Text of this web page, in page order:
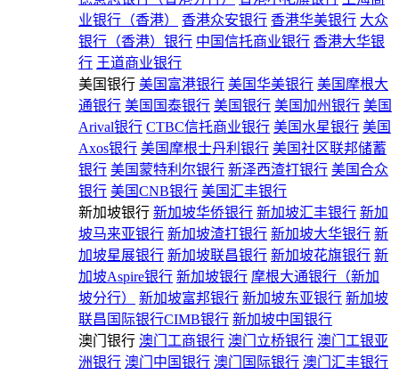
业银行（香港）
香港众安银行 香港华美银行 大众
银行（香港）银行 中国信托商业银行 香港大华银
行 王道商业银行
美国银行 美国富港银行 美国华美银行 美国摩根大
通银行 美国国泰银行 美国银行 美国加州银行 美国
Arival银行 CTBC信托商业银行 美国水星银行 美国
Axos银行 美国摩根士丹利银行 美国社区联邦储蓄
银行 美国蒙特利尔银行 新泽西渣打银行 美国合众
银行 美国CNB银行 美国汇丰银行
新加坡银行 新加坡华侨银行 新加坡汇丰银行 新加
坡马来亚银行 新加坡渣打银行 新加坡大华银行 新
加坡星展银行 新加坡联昌银行 新加坡花旗银行 新
加坡Aspire银行 新加坡银行 摩根大通银行（新加
坡分行）
新加坡富邦银行 新加坡东亚银行 新加坡
联昌国际银行CIMB银行 新加坡中国银行
澳门银行 澳门工商银行 澳门立桥银行 澳门工银亚
洲银行 澳门中国银行 澳门国际银行 澳门汇丰银行